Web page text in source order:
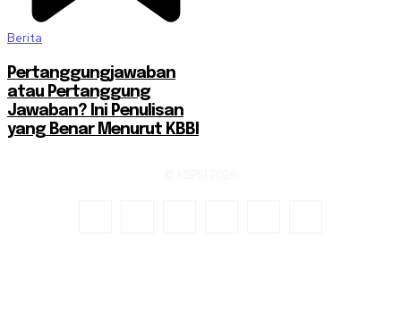
Berita
Pertanggungjawaban
atau Pertanggung
Jawaban? Ini Penulisan
yang Benar Menurut KBBI